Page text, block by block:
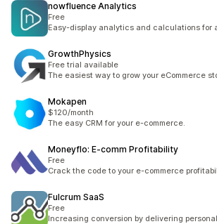
nowfluence Analytics
Free
Easy-display analytics and calculations for
GrowthPhysics
Free trial available
The easiest way to grow your eCommerce
Mokapen
$120/month
The easy CRM for your e-commerce.
Moneyflo: E‑comm Profitability
Free
Crack the code to your e-commerce
Fulcrum SaaS
Free
Increasing conversion by delivering